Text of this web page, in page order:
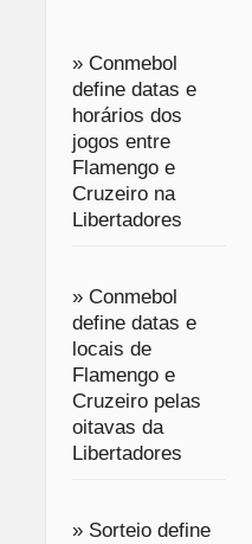
» Conmebol
define datas e
horários dos
jogos entre
Flamengo e
Cruzeiro na
Libertadores
» Conmebol
define datas e
locais de
Flamengo e
Cruzeiro pelas
oitavas da
Libertadores
» Sorteio define